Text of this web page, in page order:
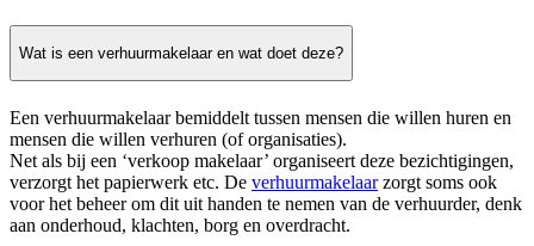
Wat is een verhuurmakelaar en wat doet deze?
Een verhuurmakelaar bemiddelt tussen mensen die willen huren en
mensen die willen verhuren (of organisaties).
Net als bij een ‘verkoop makelaar’ organiseert deze bezichtigingen,
verzorgt het papierwerk etc. De verhuurmakelaarzorgt soms ook
voor het beheer om dit uit handen te nemen van de verhuurder, denk
aan onderhoud, klachten, borg en overdracht.